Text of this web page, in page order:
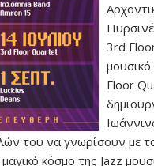
3rd
Floor
του να γνωρίσουν με
κόσμο της Jazz